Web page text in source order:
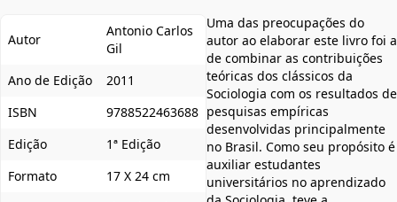
Autor
Antonio Carlos
Gil
Ano de Edição
2011
ISBN
9788522463688
Edição
1ª Edição
Formato
17 X 24 cm
Uma das preocupações do
autor ao elaborar este livro foi a
de combinar as contribuições
teóricas dos clássicos da
Sociologia com os resultados de
pesquisas empíricas
desenvolvidas principalmente
no Brasil. Como seu propósito é
auxiliar estudantes
universitários no aprendizado